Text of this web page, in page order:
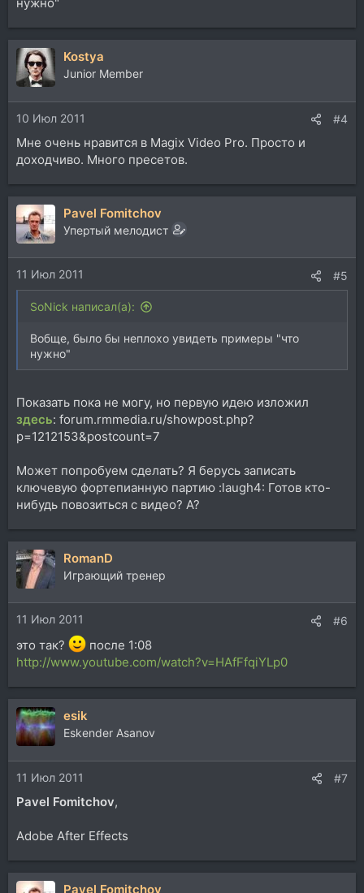
Kostya
Junior Member
10 Июл 2011 #4
Мне очень нравится в Magix Video Pro. Просто и
доходчиво. Много пресетов.
Pavel Fomitchov
Упертый мелодист
11 Июл 2011 #5
SoNick написал(а):
Вобще, было бы неплохо увидеть примеры "что
нужно"
Показать пока не могу, но первую идею изложил
здесь: forum.rmmedia.ru/showpost.php?
p=1212153&postcount=7
Может попробуем сделать? Я берусь записать
ключевую фортепианную партию :laugh4: Готов кто-
нибудь повозиться с видео? А?
RomanD
Играющий тренер
11 Июл 2011 #6
это так?
после 1:08
http://www.youtube.com/watch?v=HAfFfqiYLp0
esik
Eskender Asanov
11 Июл 2011 #7
Pavel Fomitchov,
Adobe After Effects
Pavel Fomitchov